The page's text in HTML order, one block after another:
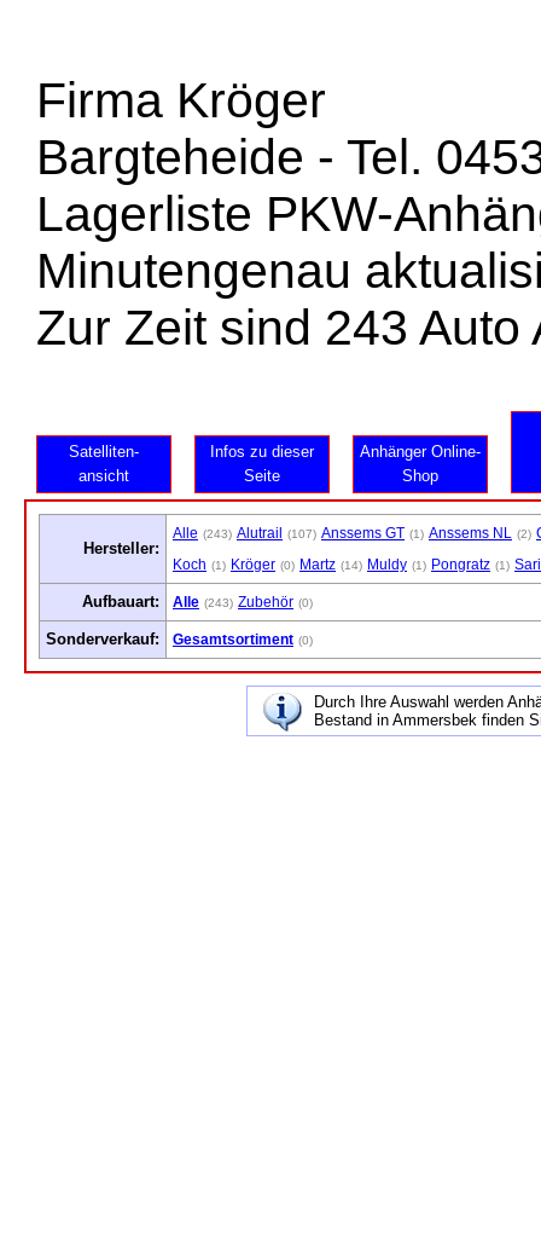
Firma Kröger
Bargteheide - Tel.
Lagerliste PKW-
Minutengenau
Zur Zeit sind 243
Satelliten-
ansicht
Infos zu dieser
Seite
Anhänger Online-
Shop
Hersteller:
Alle (243) Alutrail (107) Anssems GT (1) Anssems NL (2)
Koch (1) Kröger (0) Martz (14) Muldy (1) Pongratz (1)
Aufbauart: Alle (243) Zubehör (0)
Sonderverkauf: Gesamtsortiment (0)
Durch Ihre Auswahl werden
Bestand in Ammersbek finden